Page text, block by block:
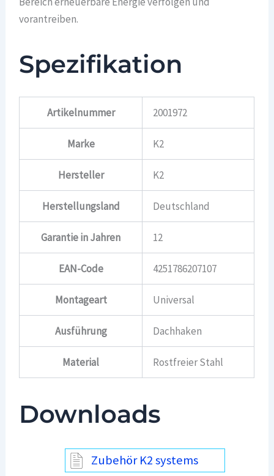
vorantreiben.
Spezifikation
Artikelnummer 2001972
Marke K2
Hersteller K2
Herstellungsland Deutschland
Garantie in Jahren 12
EAN-Code 4251786207107
Montageart Universal
Ausführung Dachhaken
Material Rostfreier Stahl
Downloads
Zubehör K2 systems